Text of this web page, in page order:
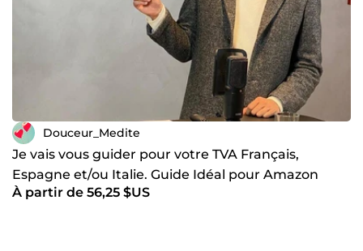
Douceur_Medite
Je vais vous guider pour votre TVA Français,
Espagne et/ou Italie. Guide Idéal pour Amazon
À partir de 56,25 $US